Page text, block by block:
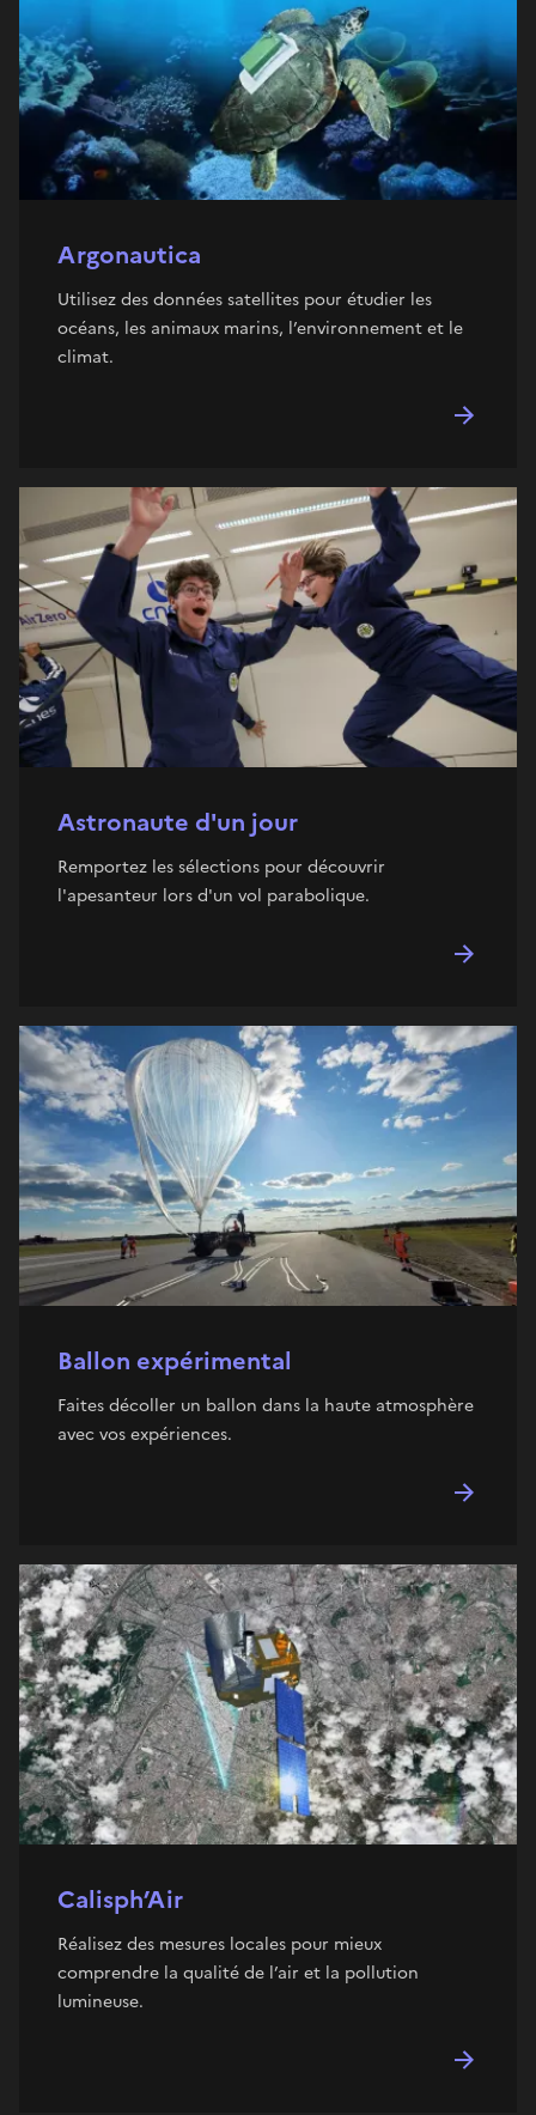
Argonautica
Utilisez des données satellites pour étudier les
océans, les animaux marins, l’environnement et le
climat.
Astronaute d'un jour
Remportez les sélections pour découvrir
l'apesanteur lors d'un vol parabolique.
Ballon expérimental
Faites décoller un ballon dans la haute atmosphère
avec vos expériences.
Calisph’Air
Réalisez des mesures locales pour mieux
comprendre la qualité de l’air et la pollution
lumineuse.